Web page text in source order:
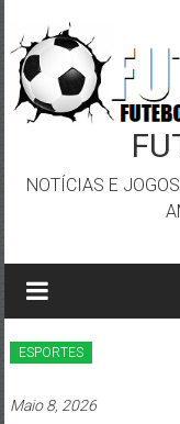
content
NOTÍCIAS E
ESPORTES
Maio 8, 2026